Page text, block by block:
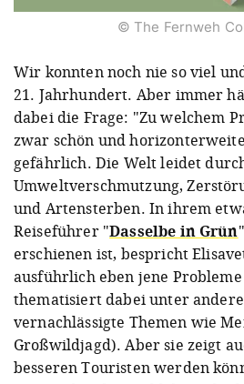
© The Fernweh
Wir konnten noch nie so viel
21. Jahrhundert. Aber immer
dabei die Frage: "Zu welchem
zwar schön und
gefährlich. Die Welt leidet
Umweltverschmutzung,
und Artensterben. In ihrem
Reiseführer "Dasselbe in Grün
erschienen ist, bespricht
ausführlich eben jene
thematisiert dabei unter
vernachlässigte Themen wie
Großwildjagd). Aber sie zeigt
besseren Touristen werden